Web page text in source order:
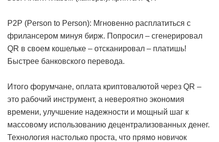
P2P (Person to Person): Мгновенно расплатиться с
фрилансером минуя бирж. Попросил – сгенерировал
QR в своем кошельке – отсканировал – платишь!
Быстрее банковского перевода.
Итого форумчане, оплата криптовалютой через QR –
это рабочий инструмент, а невероятно экономия
времени, улучшение надежности и мощный шаг к
массовому использованию децентрализованных денег.
Технология настолько проста, что прямо новичок